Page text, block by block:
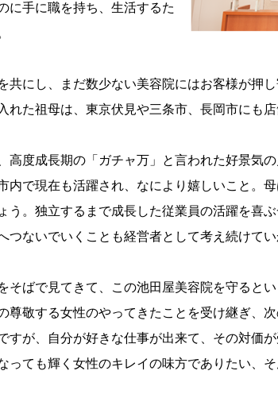
に手に職を持ち、生活するた
共にし、まだ数少ない美容院にはお客様が押
れた祖母は、東京伏見や三条市、長岡市にも
高度成長期の「ガチャ万」と言われた好景気
内で現在も活躍され、なにより嬉しいこと。
う。独立するまで成長した従業員の活躍を喜
つないでいくことも経営者として考え続けて
そばで見てきて、この池田屋美容院を守ると
尊敬する女性のやってきたことを受け継ぎ、
すが、自分が好きな仕事が出来て、その対価
っても輝く女性のキレイの味方でありたい、そ